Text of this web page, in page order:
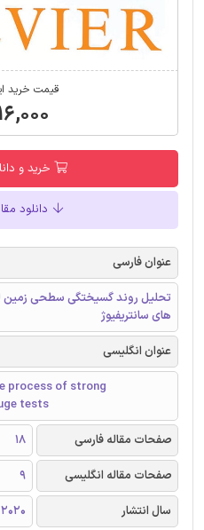
قیمت خرید
خرید و
دانلود
عنوان فارسی
تحلیل روند گسیختگی سطحی زمین
های سانتریفیوژ
عنوان انگلیسی
process of strong
tests
صفحات مقاله فارسی
18
صفحات مقاله انگلیسی
9
سال انتشار
2020